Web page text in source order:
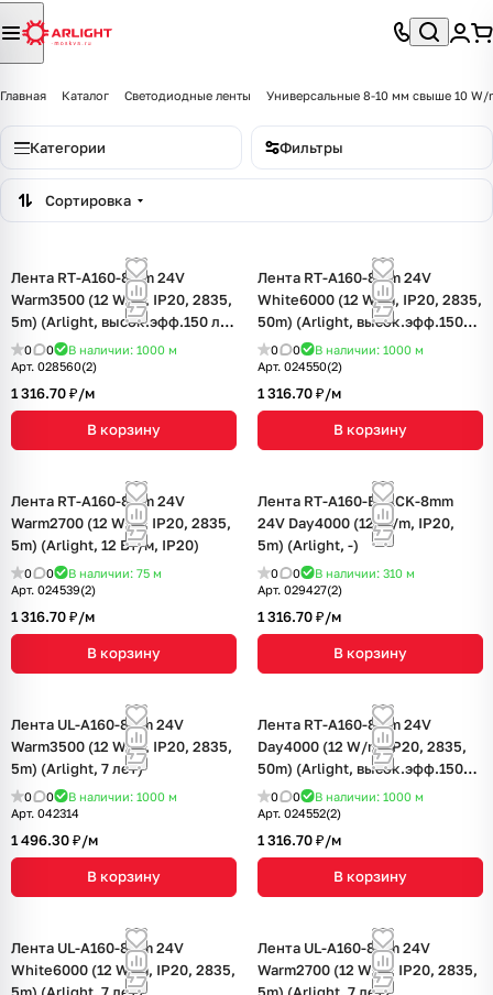
Главная Каталог Светодиодные ленты Универсальные 8-10 мм свыше 10 W/
Категории Фильтры
Сортировка
Лента RT-A160-8mm 24V
Warm3500 (12 W/m, IP20, 2835,
5m) (Arlight, высок.эфф.150 лм/
Вт)
0 0 В наличии: 1000 м
Арт. 028560(2)
1 316.70 ₽/м
В корзину
Лента RT-A160-8mm 24V
White6000 (12 W/m, IP20, 2835,
50m) (Arlight, высок.эфф.150
лм/Вт)
0 0 В наличии: 1000 м
Арт. 024550(2)
1 316.70 ₽/м
В корзину
Лента RT-A160-8mm 24V
Warm2700 (12 W/m, IP20, 2835,
5m) (Arlight, 12 Вт/м, IP20)
0 0 В наличии: 75 м
Арт. 024539(2)
1 316.70 ₽/м
В корзину
Лента RT-A160-BLACK-8mm
24V Day4000 (12 W/m, IP20,
5m) (Arlight, -)
0 0 В наличии: 310 м
Арт. 029427(2)
1 316.70 ₽/м
В корзину
Лента UL-A160-8mm 24V
Warm3500 (12 W/m, IP20, 2835,
5m) (Arlight, 7 лет)
0 0 В наличии: 1000 м
Арт. 042314
1 496.30 ₽/м
В корзину
Лента RT-A160-8mm 24V
Day4000 (12 W/m, IP20, 2835,
50m) (Arlight, высок.эфф.150
лм/Вт)
0 0 В наличии: 1000 м
Арт. 024552(2)
1 316.70 ₽/м
В корзину
Лента UL-A160-8mm 24V
White6000 (12 W/m, IP20, 2835,
Лента UL-A160-8mm 24V
Warm2700 (12 W/m, IP20, 2835,